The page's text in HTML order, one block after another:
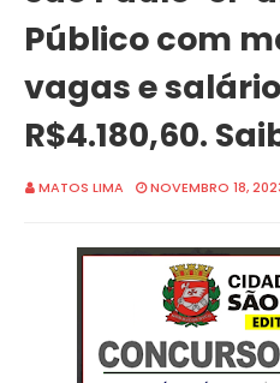
Público com
vagas e
R$4.180,60.
MATOS LIMA NOVEMBRO 18,